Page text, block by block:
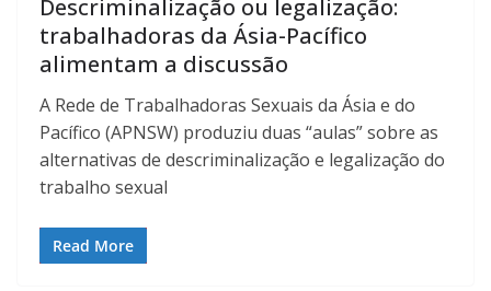
Descriminalização ou legalização:
trabalhadoras da Ásia-Pacífico
alimentam a discussão
A Rede de Trabalhadoras Sexuais da Ásia e do
Pacífico (APNSW) produziu duas “aulas” sobre as
alternativas de descriminalização e legalização do
trabalho sexual
Read More